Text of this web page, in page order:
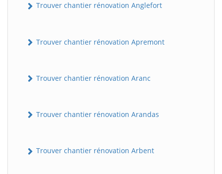
Trouver chantier rénovation Anglefort
Trouver chantier rénovation Apremont
Trouver chantier rénovation Aranc
Trouver chantier rénovation Arandas
Trouver chantier rénovation Arbent